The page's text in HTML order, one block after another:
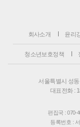
회사소개 윤리
청소년보호정책
서울특별시 성
대표전화 :
편집국 : 070-
등록번호 :